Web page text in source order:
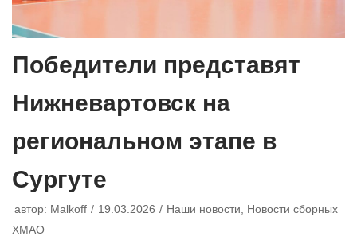
Победители представят
Нижневартовск на
региональном этапе в
Сургуте
автор: Malkoff 19.03.2026 Наши новости, Новости сборных
ХМАО